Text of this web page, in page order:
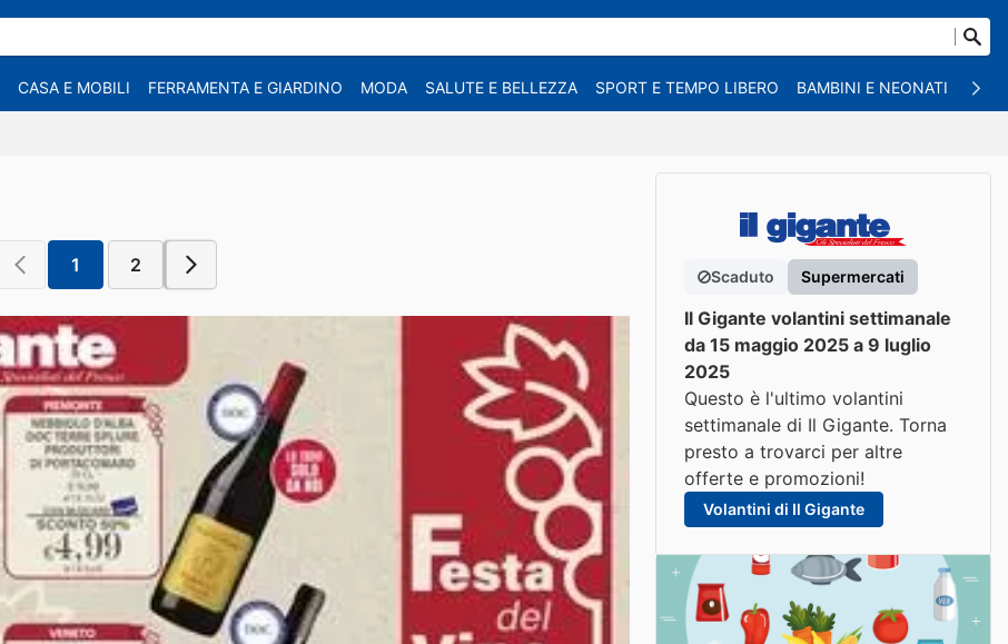
CASA E MOBILI FERRAMENTA E GIARDINO MODA SALUTE E BELLEZZA SPORT E TEMPO LIBERO BAMBINI E NEONATI
1 2
Scaduto Supermercati
Il Gigante volantini settimanale
da 15 maggio 2025 a 9 luglio
2025
Questo è l'ultimo volantini
settimanale di Il Gigante. Torna
presto a trovarci per altre
offerte e promozioni!
Volantini di Il Gigante